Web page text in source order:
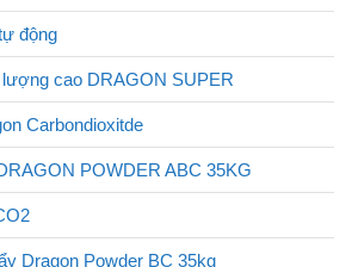
động
cao DRAGON SUPER
Carbondioxitde
POWDER ABC 35KG
Dragon Powder BC 35kg